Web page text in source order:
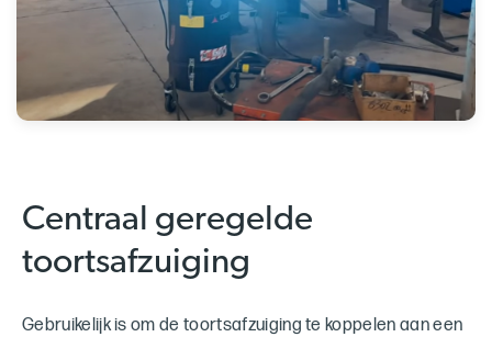
Centraal geregelde
toortsafzuiging
Gebruikelijk is om de toortsafzuiging te koppelen aan een